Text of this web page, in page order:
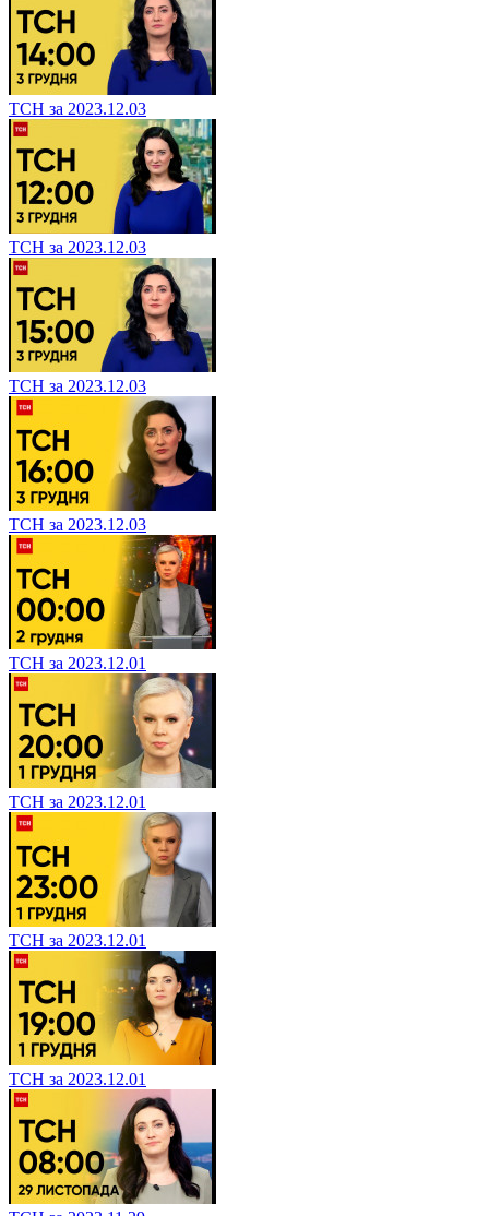
ТСН за 2023.12.03
ТСН за 2023.12.03
ТСН за 2023.12.03
ТСН за 2023.12.03
ТСН за 2023.12.01
ТСН за 2023.12.01
ТСН за 2023.12.01
ТСН за 2023.12.01